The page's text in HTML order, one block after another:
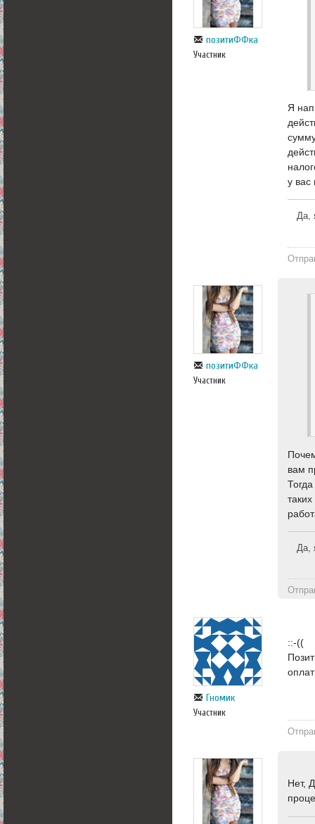
позитиФФка
Участник
Я
у вас
Да,
позитиФФка
Участник
вам
Да,
Гномик
Участник
::-((
Нет,